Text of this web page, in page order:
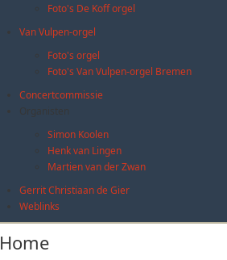
Foto's De Koff orgel
Van Vulpen-orgel
Foto's orgel
Foto's Van Vulpen-orgel Bremen
Concertcommissie
Organisten
Simon Koolen
Henk van Lingen
Martien van der Zwan
Gerrit Christiaan de Gier
Weblinks
Home